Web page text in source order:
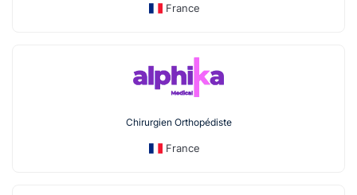
France
Chirurgien Orthopédiste
France